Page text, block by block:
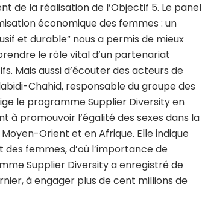
de la réalisation de l’Objectif 5. Le panel
économique des femmes : un
et durable” nous a permis de mieux
le rôle vital d’un partenariat
Mais aussi d’écouter des acteurs de
Chahid, responsable du groupe des
le programme Supplier Diversity en
à promouvoir l’égalité des sexes dans la
Orient et en Afrique. Elle indique
femmes, d’où l’importance de
Supplier Diversity a enregistré de
à engager plus de cent millions de